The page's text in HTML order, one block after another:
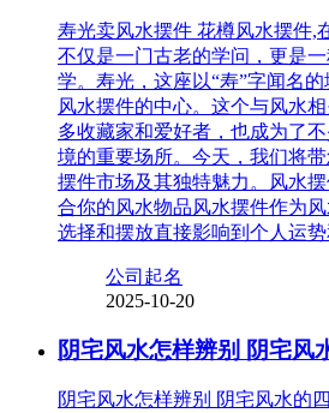
寿光卖风水摆件 花樽风水摆件,
不仅是一门古老的学问，更是
学。寿光，这座以“寿”字闻名
风水摆件的中心。这个与风水
多收藏家和爱好者，也成为了
境的重要场所。今天，我们将
摆件市场及其独特魅力。风水
合你的风水物品风水摆件作为
选择和摆放直接影响到个人运
公司起名
2025-10-20
阴宅风水怎样辨别 阴宅风
阴宅风水怎样辨别 阴宅风水的